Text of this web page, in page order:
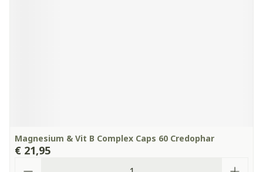
Magnesium & Vit B Complex Caps 60 Credophar
€ 21,95